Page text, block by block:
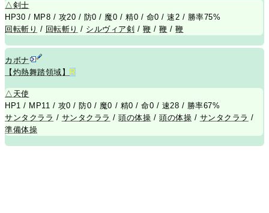
△剣士
HP30 / MP8 / 攻20 / 防0 / 魔0 / 精0 / 命0 / 速2 / 勝率75%
回転斬り / 回転斬り / シルヴィア剣 / 鞭 /鞭 /鞭
カボナ
【灼熱舞踏領域】
R
△ 天使
HP1 / MP11 / 攻0 / 防0 / 魔0 / 精0 / 命0 / 速28 / 勝率67%
サンタクララ / サンタクララ /頭の体操 /頭の体操 / サンタクララ /
準備体操